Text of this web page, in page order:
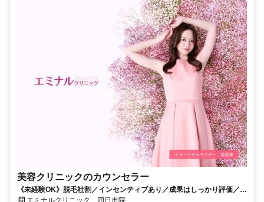
美容クリニックのカウンセラー
《未経験OK》脱毛社割／インセンティブあり／成果はしっかり評価／残